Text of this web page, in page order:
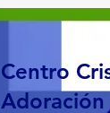
Centro